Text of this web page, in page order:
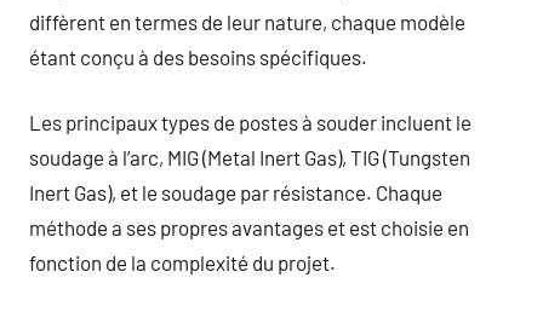
diffèrent en termes de leur nature, chaque modèle
étant conçu à des besoins spécifiques.
Les principaux types de postes à souder incluent le
soudage à l’arc, MIG (Metal Inert Gas), TIG (Tungsten
Inert Gas), et le soudage par résistance. Chaque
méthode a ses propres avantages et est choisie en
fonction de la complexité du projet.